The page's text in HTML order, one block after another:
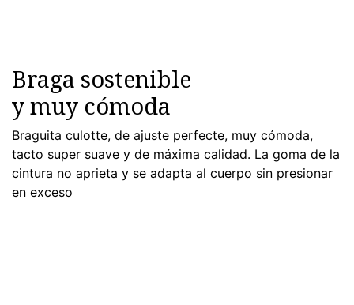
Braga sostenible
y muy cómoda
Braguita culotte, de ajuste perfecte, muy cómoda,
tacto super suave y de máxima calidad. La goma de la
cintura no aprieta y se adapta al cuerpo sin presionar
en exceso